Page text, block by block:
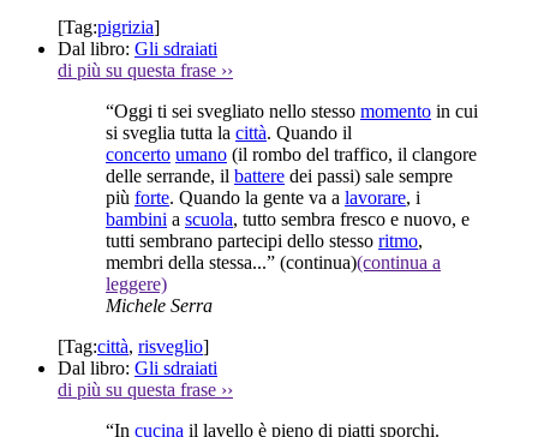
[Tag:pigrizia]
Dal libro: Gli sdraiati
di più su questa frase ››
“Oggi ti sei svegliato nello stesso momento in cui
si sveglia tutta la città. Quando il
concerto umano (il rombo del traffico, il clangore
delle serrande, il battere dei passi) sale sempre
più forte. Quando la gente va a lavorare, i
bambini a scuola, tutto sembra fresco e nuovo, e
tutti sembrano partecipi dello stesso ritmo,
membri della stessa...” (continua)(continua a
leggere)
Michele Serra
[Tag:città, risveglio]
Dal libro: Gli sdraiati
di più su questa frase ››
“In cucina il lavello è pieno di piatti sporchi.